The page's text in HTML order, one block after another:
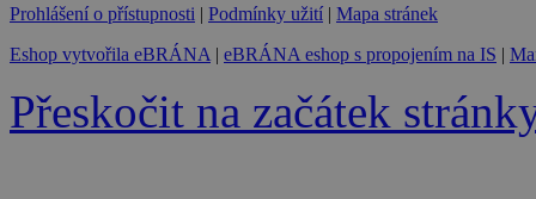
Prohlášení o přístupnosti | Podmínky užití | Mapa stránek
Eshop vytvořila eBRÁNA | eBRÁNA eshop s propojením na IS |
Přeskočit na začátek